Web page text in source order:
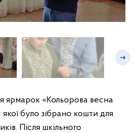
ярмарок «Кольорова весна
було зібрано кошти для
Після шкільного